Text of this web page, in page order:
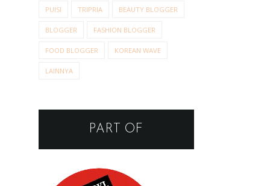
PUISI TRIPRIA BEAUTY BLOGGER
BLOGGER FASHION BLOGGER
FOOD BLOGGER KOREAN WAVE
LAINNYA
PART OF